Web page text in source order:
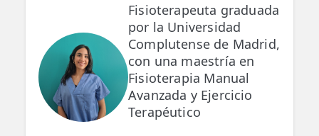
Fisioterapeuta graduada
por la Universidad
Complutense de Madrid,
con una maestría en
Fisioterapia Manual
Avanzada y Ejercicio
Terapéutico